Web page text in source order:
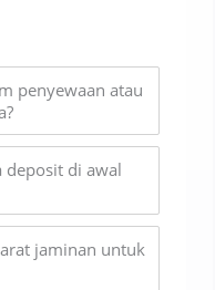
penyewaan atau
deposit di awal
jaminan untuk